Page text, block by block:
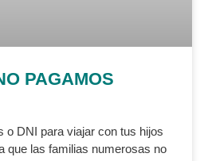
PAGAMOS
o DNI para viajar con tus hijos
que las familias numerosas no